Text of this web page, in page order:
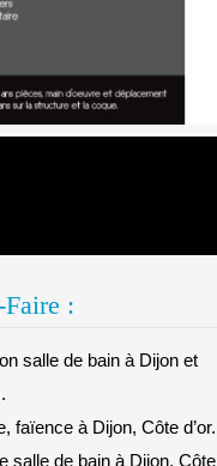
:
salle de bain à Dijon et
faïence à Dijon, Côte d’or.
salle de bain à Dijon, Côte